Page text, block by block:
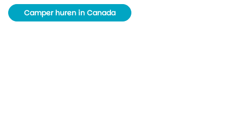
Camper huren in Canada